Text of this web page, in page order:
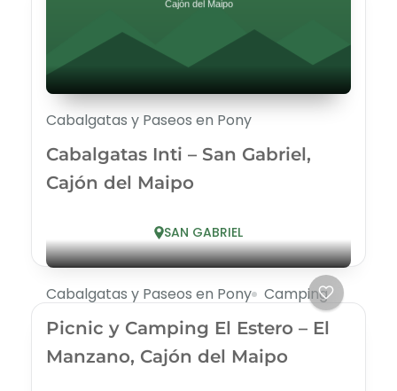
Cabalgatas y Paseos en Pony
Cabalgatas Inti – San Gabriel,
Cajón del Maipo
SAN GABRIEL
Cabalgatas y Paseos en Pony Camping
Picnic y Camping El Estero – El
Manzano, Cajón del Maipo